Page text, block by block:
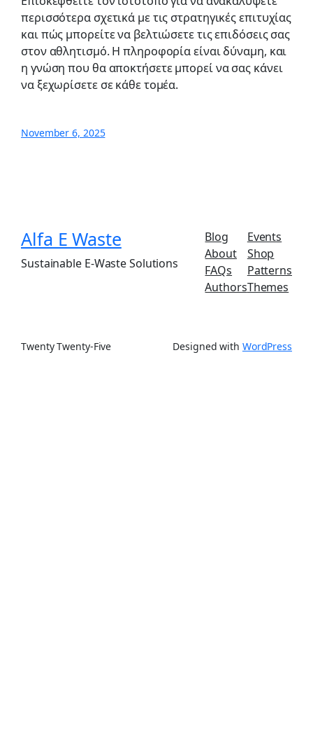
περισσότερα σχετικά με τις στρατηγικές επιτυχίας
και πώς μπορείτε να βελτιώσετε τις επιδόσεις σας
στον αθλητισμό. Η πληροφορία είναι δύναμη, και
η γνώση που θα αποκτήσετε μπορεί να σας κάνει
να ξεχωρίσετε σε κάθε τομέα.
November 6, 2025
Alfa E Waste
Sustainable E-Waste Solutions
Blog
About
FAQs
Authors
Events
Shop
Patterns
Themes
Twenty Twenty-Five Designed with WordPress